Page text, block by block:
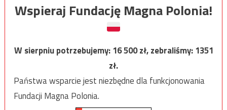
Wspieraj Fundację Magna Polonia!
W sierpniu potrzebujemy:16 500zł, zebraliśmy:1351
zł.
Państwa wsparcie jest niezbędne dla funkcjonowania
Fundacji Magna Polonia.